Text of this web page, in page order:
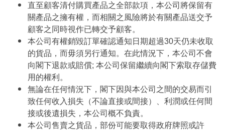
直至顧客清付購買產品之全部款項，本公司將保留有
關產品之擁有權，而相關之風險將於有關產品送交予
顧客之同時視作已轉交予顧客。
本公司有權銷毀訂單確認通知日期超過30天仍未收取
的貨品，而毋須另行通知。在此情況下，本公司不會
向閣下退款或賠償; 本公司保留繼續向閣下索取存儲費
用的權利。
無論在任何情況下，閣下因與本公司之間的交易而引
致任何收入損失（不論直接或間接）、利潤或任何間
接或後遺損失，本公司概不負責。
本公司售賣之貨品，部份可能要取得政府牌照或許